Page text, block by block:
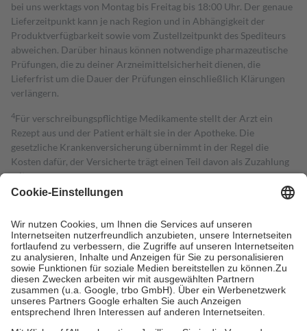
bei uns werktags von Montag bis Freitag bis 18:00 Uhr. Der genaue
Lieferzeitpunkt kann je nach Region und in Abhängigkeit der
Produktverfügbarkeit sowie vom Zustellzeitpunkt des Spediteurs
abweichen. Darüber hinaus können notwendige pharmazeutische
Prüfungen, die zu deiner Arzneimittelsicherheit dienen, die
Lieferfrist um die Dauer der Prüfungen einschließlich Klärungen
verlängern.
4Für verschreibungspflichtige Medikamente stellt der Arzt ein
Rezept aus und der Patient erhält sie in der Apotheke. Die
gesetzliche Krankenversicherung übernimmt in der Regel die
Kosten dafür, der Versicherte trägt einen Teil davon als Zuzahlung
mit.
Grundsätzlich leisten Mitglieder Zuzahlungen in Höhe von zehn
höchstens zehn Euro.
Es sind jedoch nie mehr als die tatsächlichen
Kosten der Leistung zu entrichten.
Diese Regeln gelten grundsätzlich auch für Online-Apotheken.
Bei Heilmitteln und häuslicher Krankenpflege beträgt die
Zuzahlung zehn Prozent der Kosten sowie zehn Euro je
Verordnung.
Um das Engagement der Versicherten für ihre eigene Gesundheit zu
stärken und die besondere Stellung der Familie zu unterstützen,